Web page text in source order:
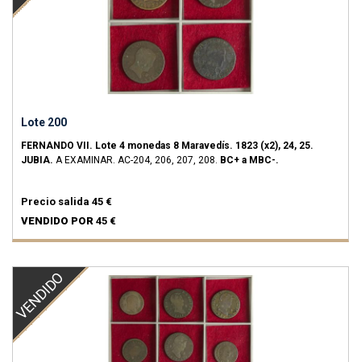
Lote 200
FERNANDO VII. Lote 4 monedas 8 Maravedís. 1823 (x2), 24, 25.
JUBIA. A EXAMINAR. AC-204, 206, 207, 208. BC+ a MBC-.
Precio salida 45 €
VENDIDO POR 45 €
VENDIDO